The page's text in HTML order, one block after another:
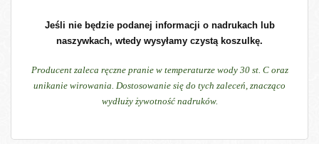
Jeśli nie będzie podanej informacji o nadrukach lub
naszywkach, wtedy wysyłamy czystą koszulkę.
Producent zaleca ręczne pranie w temperaturze wody 30 st. C oraz
unikanie wirowania. Dostosowanie się do tych zaleceń, znacząco
wydłuży żywotność nadruków.